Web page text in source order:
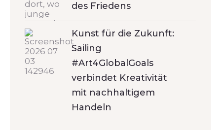
des Friedens
Kunst für die Zukunft:
Sailing
#Art4GlobalGoals
verbindet Kreativität
mit nachhaltigem
Handeln